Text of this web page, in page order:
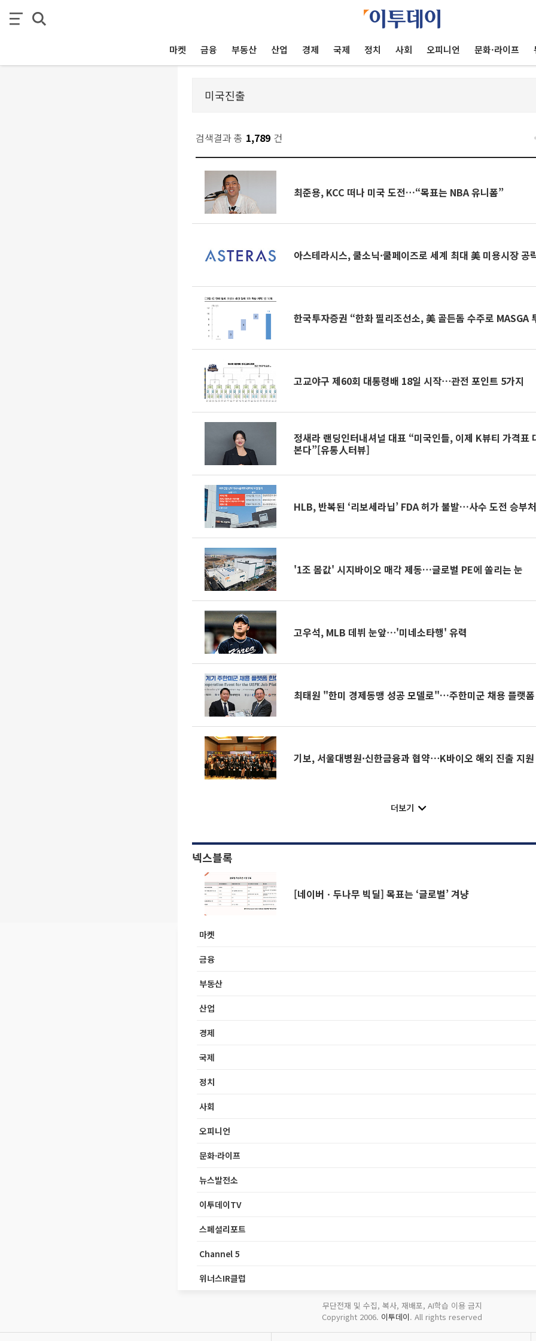
마켓 금융 부동산 산업 경제 국제 정치 사회 오피니언 문화·라이프
검색결과 총 1,789 건
최준용, KCC 떠나 미국 도전…“목표는 NBA 유니폼”
아스테라시스, 쿨소닉·쿨페이즈로 세계 최대 美 미용시장 공
한국투자증권 “한화 필리조선소, 美 골든돔 수주로 MASGA
고교야구 제60회 대통령배 18일 시작⋯관전 포인트 5가지
정새라 랜딩인터내셔널 대표 “미국인들, 이제 K뷰티 가격표
본다”[유통人터뷰]
HLB, 반복된 ‘리보세라닙’ FDA 허가 불발…사수 도전 승부
'1조 몸값' 시지바이오 매각 제동…글로벌 PE에 쏠리는 눈
고우석, MLB 데뷔 눈앞⋯'미네소타행' 유력
최태원 "한미 경제동맹 성공 모델로"…주한미군 채용 플랫
기보, 서울대병원·신한금융과 협약⋯K바이오 해외 진출 지원
더보기
넥스블록
[네이버ㆍ두나무 빅딜] 목표는 ‘글로벌’ 겨냥
마켓
금융
부동산
산업
경제
국제
정치
사회
오피니언
문화·라이프
뉴스발전소
이투데이TV
스페셜리포트
Channel 5
위너스IR클럽
무단전재 및 수집, 복사, 재배포, AI학습 이용 금지
Copyright 2006. 이투데이. All rights reserved